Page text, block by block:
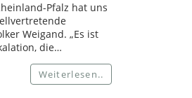
Pfalz hat uns
Weigand. „Es ist
die…
Weiterlesen..